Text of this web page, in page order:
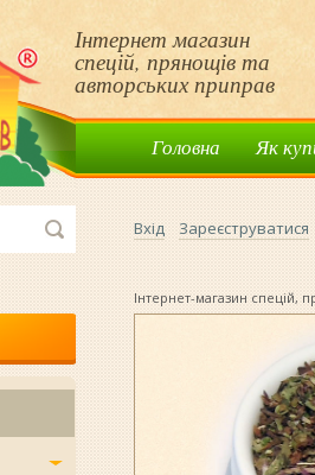
Інтернет магазин
спецій, прянощів та
авторських приправ
Головна Як
Вхід Зареєструватися
Інтернет-магазин спецій,